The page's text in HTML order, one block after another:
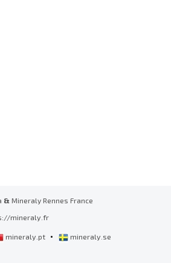
& Mineraly Rennes France
mineraly.fr
mineraly.pt • mineraly.se